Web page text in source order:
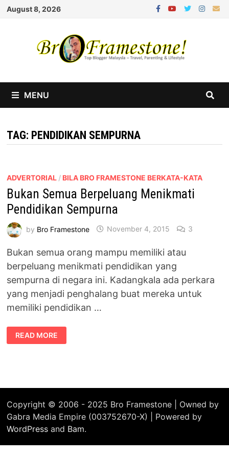
Skip
August 8, 2026
MENU
TAG: PENDIDIKAN SEMPURNA
ADVERTORIAL / BILA BRO FRAMESTONE BERKATA-KATA
Bukan Semua Berpeluang Menikmati
Pendidikan Sempurna
by Bro Framestone November 4, 2015 3
Bukan semua orang mampu memiliki atau
berpeluang menikmati pendidikan yang
sempurna di negara ini. Kadangkala ada perkara
yang menjadi penghalang buat mereka untuk
memiliki pendidikan …
BUKAN
SEMUA
BERPELUANG
READ MORE
Copyright © 2006 - 2025 Bro Framestone | Owned by
Gabra Media Empire (003752670-X) | Powered by
WordPress and Bam.